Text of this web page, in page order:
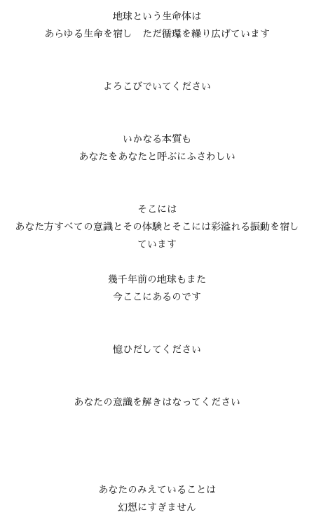
地球という生命体は
あらゆる生命を宿し ただ循環を繰り広げています
よろこびでいてください
いかなる本質も
あなたをあなたと呼ぶにふさわしい
そこには
あなた方すべての意識とその体験とそこには彩溢れる振動を宿し
ています
幾千年前の地球もまた
今ここにあるのです
憶ひだしてください
あなたの意識を解きはなってください
あなたのみえていることは
幻想にすぎません